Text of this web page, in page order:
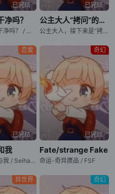
已完结
净吗？
可以帮忙洗干净吗？ / 可以帮忙洗乾净吗？ / 大姐姐的绮丽日常 / Kirei ni Shitemoraemasu ka. / Will You Clean This For Me?, Wash It All Away
已完结
公主大人“拷问”的时间到了 第二季
公主大人，接下来是“拷问”时间 第二季 / 公主殿下，「拷问」的时间到了 第二季 / Hime-sama "Goumon" no Jikan Desu season2 / Tis Time for "Torture," Princess season2
恋爱
已完结
我
正相反的你与我 / Seihantai na Kimi to Boku / You and I Are Polar Opposites
奇幻
已完结
Fate/strange Fake
命运-奇异赝品 / FSF
异世界 奇幻